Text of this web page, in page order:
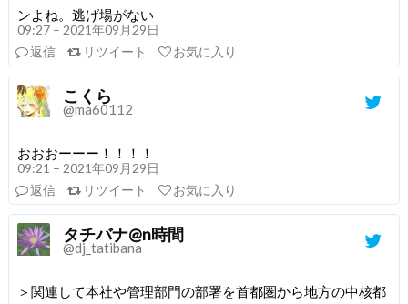
ンよね。逃げ場がない
09:27 – 2021年09月29日
返信
リツイート お気に入り
こくら
@ma60112
おおおーーー！！！！
09:21 – 2021年09月29日
返信
リツイート お気に入り
タチバナ@n時間
@dj_tatibana
＞関連して本社や管理部門の部署を首都圏から地方の中核都